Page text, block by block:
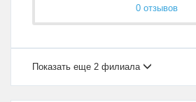
0 отзывов
Показать еще 2 филиала